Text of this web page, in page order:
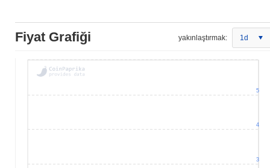
Fiyat Grafiği yakınlaştırmak: 1d
3
4
5